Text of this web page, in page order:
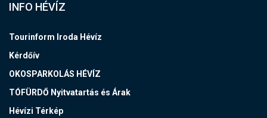
INFO HÉVÍZ
Tourinform Iroda Hévíz
Kérdőív
OKOSPARKOLÁS HÉVÍZ
TÓFÜRDŐ Nyitvatartás és Árak
Hévízi Térkép